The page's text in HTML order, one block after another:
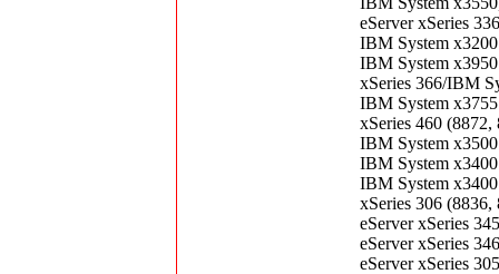
eServer xSeries
IBM System
IBM System
xSeries 366/IBM
IBM System
xSeries 460
IBM System
IBM System
IBM System
xSeries 306
eServer xSeries
eServer xSeries
eServer xSeries